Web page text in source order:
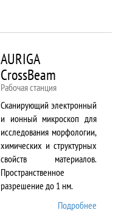
AURIGA
CrossBeam
Рабочая станция
Сканирующий электронный
и ионный микроскоп для
исследования морфологии,
химических и структурных
свойств материалов.
Пространственное
разрешение до 1 нм.
Подробнее